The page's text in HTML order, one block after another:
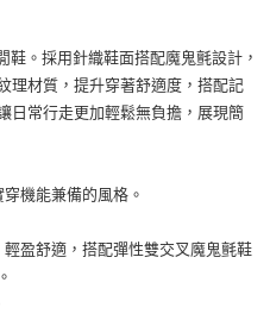
款」的支付方式。 讓您購物簡單
即可結帳。
款。
，即可完成結帳。
簡訊。
此簡訊中的連結，可透過四大超商／
，方視為交易完成。
繳費，但若您需要取消訂單，請聯絡
單仍視為有效，需透過AFTEE先享
運費
運費
。採用針織鞋面搭配魔鬼氈設計，
理材質，提升穿著舒適度，搭配記
日常行走更加輕鬆無負擔，展現簡
機能兼備的風格。
盈舒適，搭配彈性雙交叉魔鬼氈鞋